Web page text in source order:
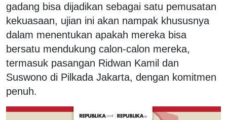
gadang bisa dijadikan sebagai satu pemusatan
kekuasaan, ujian ini akan nampak khususnya
dalam menentukan apakah mereka bisa
bersatu mendukung calon-calon mereka,
termasuk pasangan Ridwan Kamil dan
Suswono di Pilkada Jakarta, dengan komitmen
penuh.